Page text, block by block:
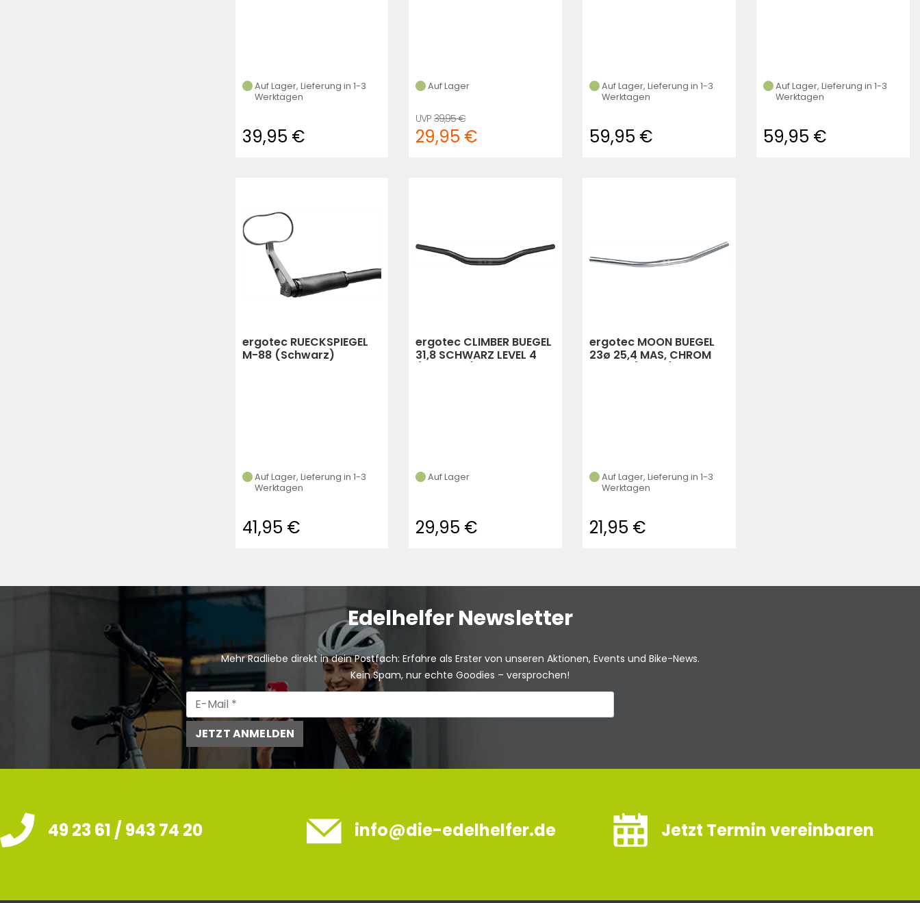
Auf Lager, Lieferung in 1-3
Werktagen
39,95 €
Auf Lager
39,95 €
29,95 €
Auf Lager, Lieferung in 1-3
Werktagen
59,95 €
Auf Lager, Lieferung in 1-3
Werktagen
59,95 €
ergotec RUECKSPIEGEL
M-88 (Schwarz)
Auf Lager, Lieferung in 1-3
Werktagen
41,95 €
ergotec CLIMBER BUEGEL
31,8 SCHWARZ LEVEL 4
Auf Lager
29,95 €
ergotec MOON BUEGEL
23ø 25,4 MAS, CHROM
Auf Lager, Lieferung in 1-3
Werktagen
21,95 €
Edelhelfer Newsletter
Mehr Radliebe direkt in dein Postfach: Erfahre als Erster von unseren Aktionen, Events und Bike-News.
Kein Spam, nur echte Goodies – versprochen!
JETZT ANMELDEN
49 23 61 / 943 74 20 info@die-edelhelfer.de Jetzt Termin vereinbaren